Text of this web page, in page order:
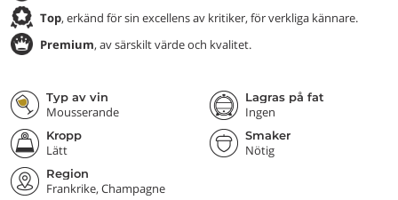
Top, erkänd för sin excellens av kritiker, för verkliga kännare.
Premium, av särskilt värde och kvalitet.
Typ av vin
Mousserande
Lagras på fat
Ingen
Kropp
Lätt
Smaker
Nötig
Region
Frankrike, Champagne